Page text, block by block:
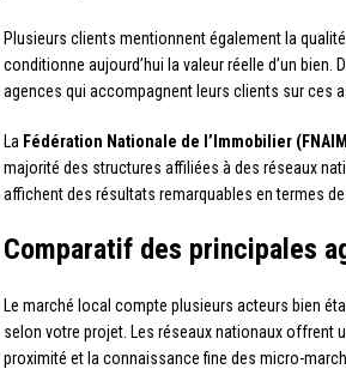
Plusieurs clients mentionnent également la
conditionne aujourd’hui la valeur réelle d’un
agences qui accompagnent leurs clients sur ces
La Fédération Nationale de l’Immobilier
majorité des structures affiliées à des réseaux
affichent des résultats remarquables en termes
Comparatif des principales
Le marché local compte plusieurs acteurs bien
selon votre projet. Les réseaux nationaux offrent
proximité et la connaissance fine des micro-